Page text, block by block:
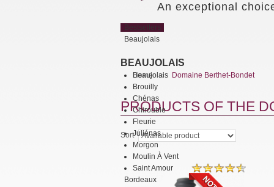
An exceptional
Bestsellers
Beaujolais
BEAUJOLAIS
Beaujolais
Brouilly
Chénas
Chirouble
Fleurie
Juliénas
Morgon
Moulin À Vent
Saint Amour
Bordeaux
Home
Domaine Berthet-Bondet
PRODUCTS OF THE
Sort